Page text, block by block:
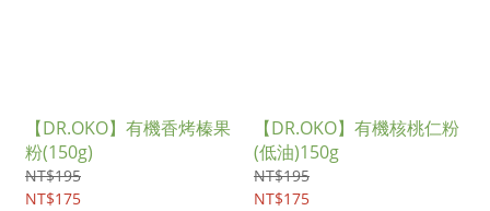
【DR.OKO】有機香烤榛果
粉(150g)
NT$195
NT$175
【DR.OKO】有機核桃仁粉
(低油)150g
NT$195
NT$175